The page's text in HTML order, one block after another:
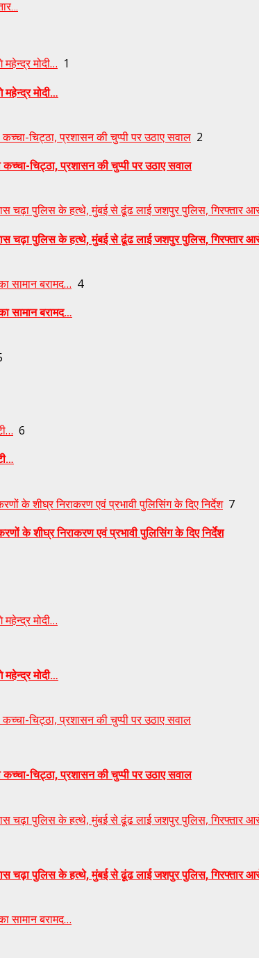
मोदी… 1
मोदी…
चिट्ठा, प्रशासन की चुप्पी पर उठाए सवाल 2
चिट्ठा, प्रशासन की चुप्पी पर उठाए सवाल
चढ़ा पुलिस के हत्थे, मुंबई से ढूंढ लाई जशपुर पुलिस, गिरफ्तार
चढ़ा पुलिस के हत्थे, मुंबई से ढूंढ लाई जशपुर पुलिस, गिरफ्तार
सामान बरामद… 4
सामान बरामद…
6
के शीघ्र निराकरण एवं प्रभावी पुलिसिंग के दिए निर्देश 7
के शीघ्र निराकरण एवं प्रभावी पुलिसिंग के दिए निर्देश
मोदी…
मोदी…
चिट्ठा, प्रशासन की चुप्पी पर उठाए सवाल
चिट्ठा, प्रशासन की चुप्पी पर उठाए सवाल
चढ़ा पुलिस के हत्थे, मुंबई से ढूंढ लाई जशपुर पुलिस, गिरफ्तार
चढ़ा पुलिस के हत्थे, मुंबई से ढूंढ लाई जशपुर पुलिस, गिरफ्तार
सामान बरामद…